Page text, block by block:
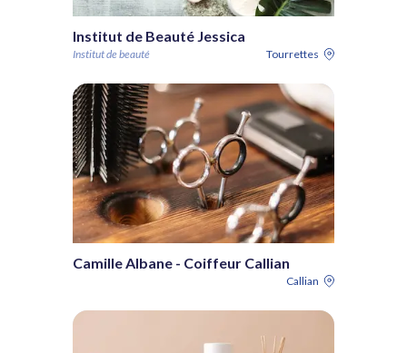
Institut de Beauté Jessica
Institut de beauté Tourrettes
Camille Albane - Coiffeur Callian
Callian